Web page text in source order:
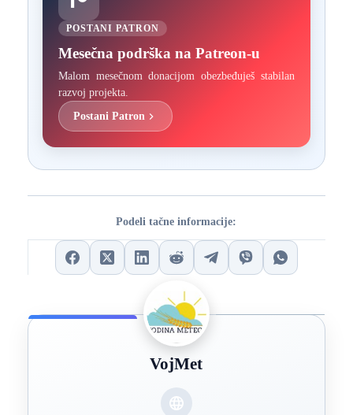
POSTANI PATRON
Mesečna podrška na Patreon-u
Malom mesečnom donacijom obezbeđuješ stabilan
razvoj projekta.
Postani Patron
Podeli tačne informacije:
VojMet